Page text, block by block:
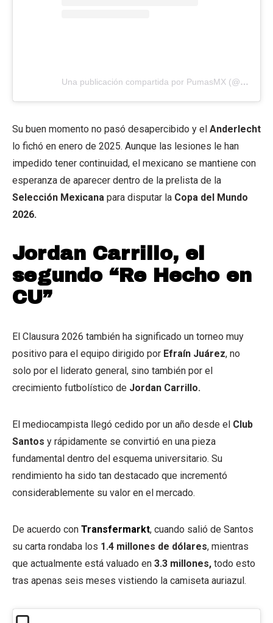
Una publicación compartida por PumasMX (@pumasmx)
Su buen momento no pasó desapercibido y el Anderlecht
lo fichó en enero de 2025. Aunque las lesiones le han
impedido tener continuidad, el mexicano se mantiene con
esperanza de aparecer dentro de la prelista de la
Selección Mexicana para disputar la Copa del Mundo
2026.
Jordan Carrillo, el
segundo “Re Hecho en
CU”
El Clausura 2026 también ha significado un torneo muy
positivo para el equipo dirigido por Efraín Juárez, no
solo por el liderato general, sino también por el
crecimiento futbolístico de Jordan Carrillo.
El mediocampista llegó cedido por un año desde el Club
Santos y rápidamente se convirtió en una pieza
fundamental dentro del esquema universitario. Su
rendimiento ha sido tan destacado que incrementó
considerablemente su valor en el mercado.
De acuerdo con Transfermarkt, cuando salió de Santos
su carta rondaba los 1.4 millones de dólares, mientras
que actualmente está valuado en 3.3 millones, todo esto
tras apenas seis meses vistiendo la camiseta auriazul.